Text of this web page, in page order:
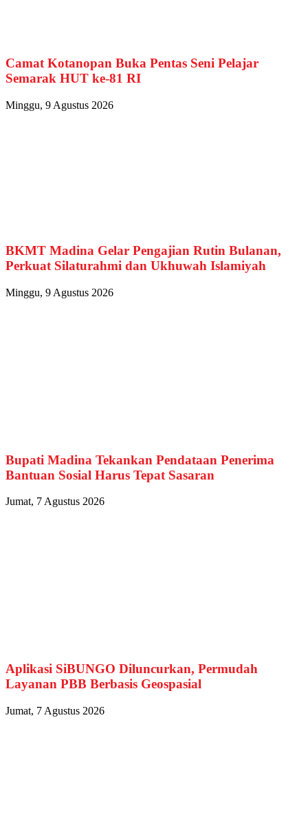
Camat Kotanopan Buka Pentas Seni Pelajar
Semarak HUT ke-81 RI
Minggu, 9 Agustus 2026
BKMT Madina Gelar Pengajian Rutin Bulanan,
Perkuat Silaturahmi dan Ukhuwah Islamiyah
Minggu, 9 Agustus 2026
Bupati Madina Tekankan Pendataan Penerima
Bantuan Sosial Harus Tepat Sasaran
Jumat, 7 Agustus 2026
Aplikasi SiBUNGO Diluncurkan, Permudah
Layanan PBB Berbasis Geospasial
Jumat, 7 Agustus 2026